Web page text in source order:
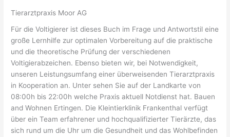
Tierarztpraxis Moor AG
Für die Voltigierer ist dieses Buch im Frage und Antwortstil eine
große Lernhilfe zur optimalen Vorbereitung auf die praktische
und die theoretische Prüfung der verschiedenen
Voltigierabzeichen. Ebenso bieten wir, bei Notwendigkeit,
unseren Leistungsumfang einer überweisenden Tierarztpraxis
in Kooperation an. Unter sehen Sie auf der Landkarte von
08:00h bis 22:00h welche Praxis aktuell Notdienst hat. Bauen
and Wohnen Ertingen. Die Kleintierklinik Frankenthal verfügt
über ein Team erfahrener und hochqualifizierter Tierärzte, das
sich rund um die Uhr um die Gesundheit und das Wohlbefinden